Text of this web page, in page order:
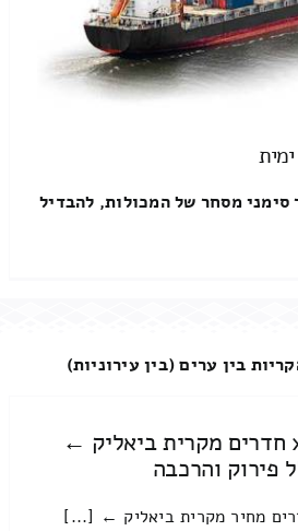
סימני מסחר של המכולות, להבדיל
בין ערים (בין עירוניות)
הובלה לדירה 1-x חדרים מקרית ביאליק ←
פירוק והרכבה